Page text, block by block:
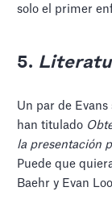
solo el primer
5.
Un par de
han titulado
la presentación
Puede que
Baehr y Evan